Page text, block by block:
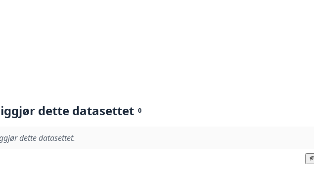
dette datasettet 0
dette datasettet.